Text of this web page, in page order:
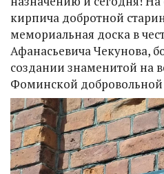
кирпича добротной
мемориальная доска в
Афанасьевича Чекунова,
создании знаменитой на
Фоминской